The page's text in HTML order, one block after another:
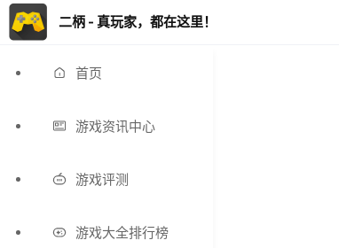
二柄 - 真玩家，都在这里！
首页
游戏资讯中心
游戏评测
游戏大全排行榜